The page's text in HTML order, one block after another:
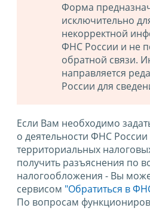
Форма
исключительно
некорректной
ФНС России и не
обратной связи.
направляется
России для
Если Вам необходимо
о деятельности ФНС
территориальных
получить разъяснения по
налогообложения - Вы
сервисом "Обратиться в
По вопросам